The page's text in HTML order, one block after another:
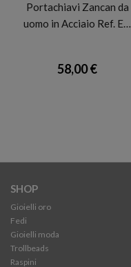
Portachiavi Zancan da
uomo in Acciaio Ref. E…
58,00 €
SHOP
Gioielli oro
Fedi
Gioielli moda
Trollbeads
Raspini